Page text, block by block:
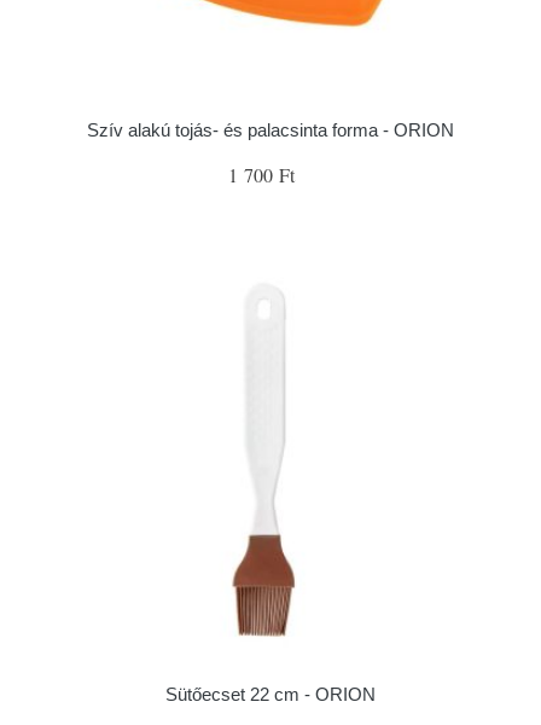
Szív alakú tojás- és palacsinta forma - ORION
1 700 Ft
Sütőecset 22 cm - ORION